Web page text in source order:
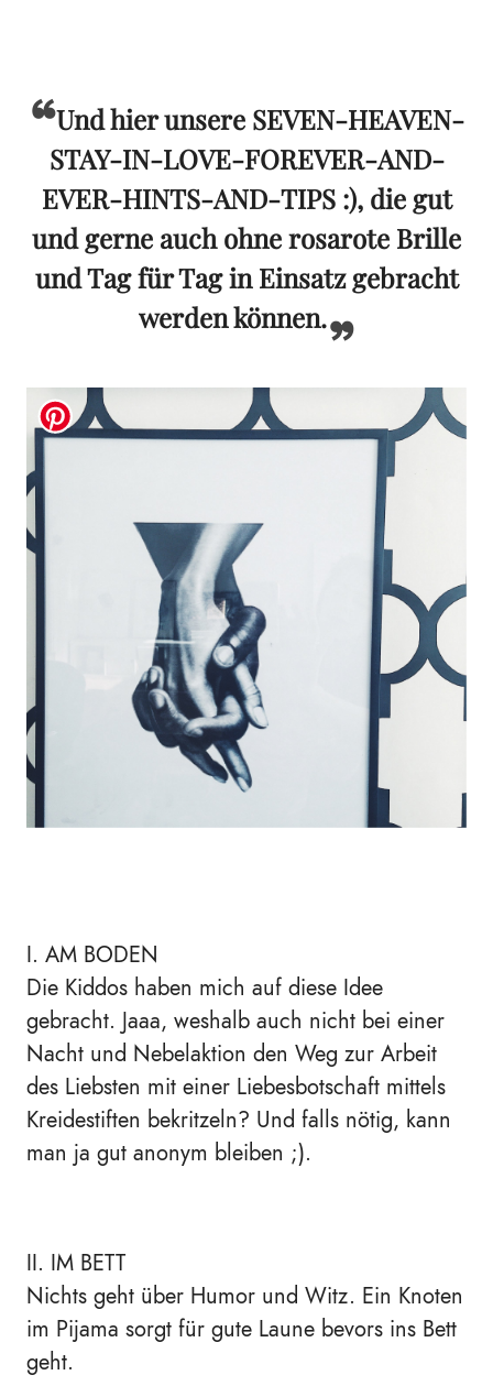
Und hier unsere SEVEN-HEAVEN-
STAY-IN-LOVE-FOREVER-AND-
EVER-HINTS-AND-TIPS :), die gut
und gerne auch ohne rosarote Brille
und Tag für Tag in Einsatz gebracht
werden können.
I. AM BODEN
Die Kiddos haben mich auf diese Idee
gebracht. Jaaa, weshalb auch nicht bei einer
Nacht und Nebelaktion den Weg zur Arbeit
des Liebsten mit einer Liebesbotschaft mittels
Kreidestiften bekritzeln? Und falls nötig, kann
man ja gut anonym bleiben ;).
II. IM BETT
Nichts geht über Humor und Witz. Ein Knoten
im Pijama sorgt für gute Laune bevors ins Bett
geht.